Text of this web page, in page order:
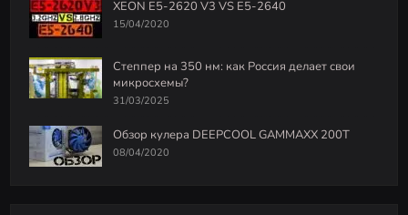
XEON E5-2620 V3 VS E5-2640
15/04/2020
Степпер на 350 нм: как Россия делает свои
микросхемы?
31/03/2025
Обзор кулера DEEPCOOL GAMMAXX 200T
08/04/2020